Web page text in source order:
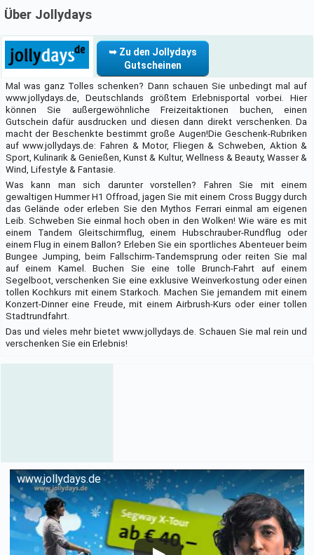
Über Jollydays
➥ Zu den Jollydays
Gutscheinen
Mal was ganz Tolles schenken? Dann schauen Sie unbedingt mal auf
www.jollydays.de, Deutschlands größtem Erlebnisportal vorbei. Hier
können Sie außergewöhnliche Freizeitaktionen buchen, einen
Gutschein dafür ausdrucken und diesen dann direkt verschenken. Da
macht der Beschenkte bestimmt große Augen!Die Geschenk-Rubriken
auf www.jollydays.de: Fahren & Motor, Fliegen & Schweben, Aktion &
Sport, Kulinarik & Genießen, Kunst & Kultur, Wellness & Beauty, Wasser &
Wind, Lifestyle & Fantasie.
Was kann man sich darunter vorstellen? Fahren Sie mit einem
gewaltigen Hummer H1 Offroad, jagen Sie mit einem Cross Buggy durch
das Gelände oder erleben Sie den Mythos Ferrari einmal am eigenen
Leib. Schweben Sie einmal hoch oben in den Wolken! Wie wäre es mit
einem Tandem Gleitschirmflug, einem Hubschrauber-Rundflug oder
einem Flug in einem Ballon? Erleben Sie ein sportliches Abenteuer beim
Bungee Jumping, beim Fallschirm-Tandemsprung oder reiten Sie mal
auf einem Kamel. Buchen Sie eine tolle Brunch-Fahrt auf einem
Segelboot, verschenken Sie eine exklusive Weinverkostung oder einen
tollen Kochkurs mit einem Starkoch. Machen Sie jemandem mit einem
Konzert-Dinner eine Freude, mit einem Airbrush-Kurs oder einer tollen
Stadtrundfahrt.
Das und vieles mehr bietet www.jollydays.de. Schauen Sie mal rein und
verschenken Sie ein Erlebnis!
www.jollydays.de